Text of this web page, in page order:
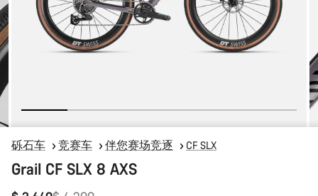
砾石车 竞赛车 伴您赛场竞逐 CF SLX
Grail CF SLX 8 AXS